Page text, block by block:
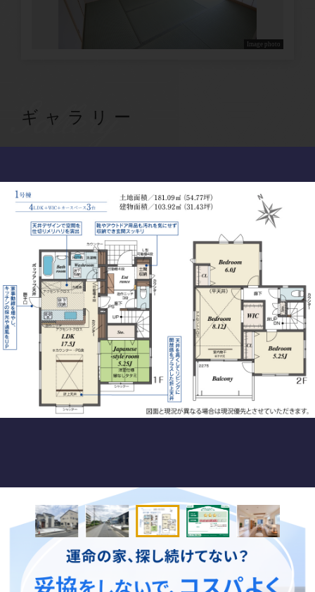
Image photo
ギャラリー